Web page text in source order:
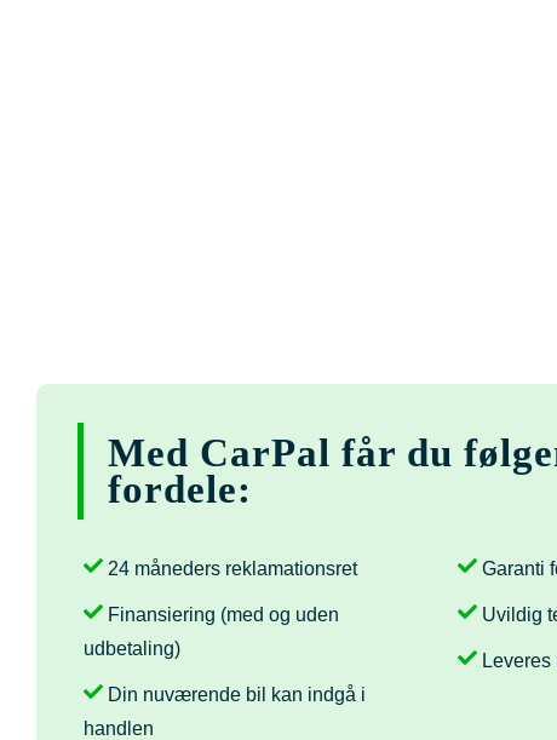
Med CarPal får du
fordele:
24 måneders reklamationsret
Finansiering (med og uden
udbetaling)
Din nuværende bil kan indgå i
handlen
Garanti
Uvildig
Leveres